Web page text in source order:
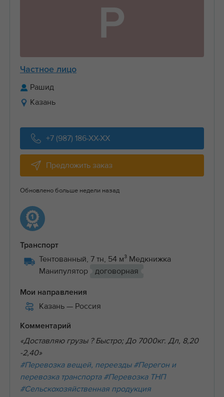
Р
Частное лицо
Рашид
Казань
+7 (987) 186-XX-XX
Предложить заказ
Обновлено больше недели назад
Транспорт
Тентованный, 7 тн, 54 м³ Медкнижка
Манипулятор
договорная
Мои направления
Казань — Россия
Комментарий
«Доставляю грузы ? Быстро; До 7000кг. Дл, 8,20
-2,40»
#Перевозка вещей, переезды #Перегон и
перевозка транспорта #Перевозка ТНП
#Сельскохозяйственная продукция